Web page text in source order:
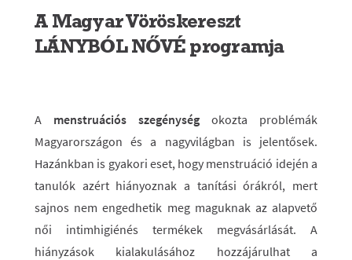
A Magyar Vöröskereszt
LÁNYBÓL NŐVÉ programja
A menstruációs szegénység okozta problémák
Magyarországon és a nagyvilágban is jelentősek.
Hazánkban is gyakori eset, hogy menstruáció idején a
tanulók azért hiányoznak a tanítási órákról, mert
sajnos nem engedhetik meg maguknak az alapvető
női intimhigiénés termékek megvásárlását. A
hiányzások kialakulásához hozzájárulhat a